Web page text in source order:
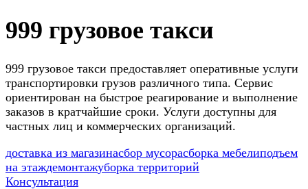
999 грузовое такси
999 грузовое такси предоставляет оперативные услуги
транспортировки грузов различного типа. Сервис
ориентирован на быстрое реагирование и выполнение
заказов в кратчайшие сроки. Услуги доступны для
частных лиц и коммерческих организаций.
доставка из магазинасбор мусорасборка мебелиподъем
на этаждемонтажуборка территорий
Консультация